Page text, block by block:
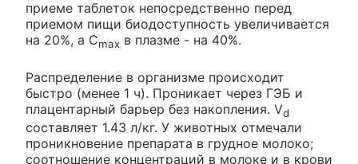
приеме таблеток непосредственно перед
приемом пищи биодоступность увеличивается
на 20%, а Cmax в плазме - на 40%.
Распределение в организме происходит
быстро (менее 1 ч). Проникает через ГЭБ и
плацентарный барьер без накопления. Vd
составляет 1.43 л/кг. У животных отмечали
проникновение препарата в грудное молоко;
соотношение концентраций в молоке и в крови